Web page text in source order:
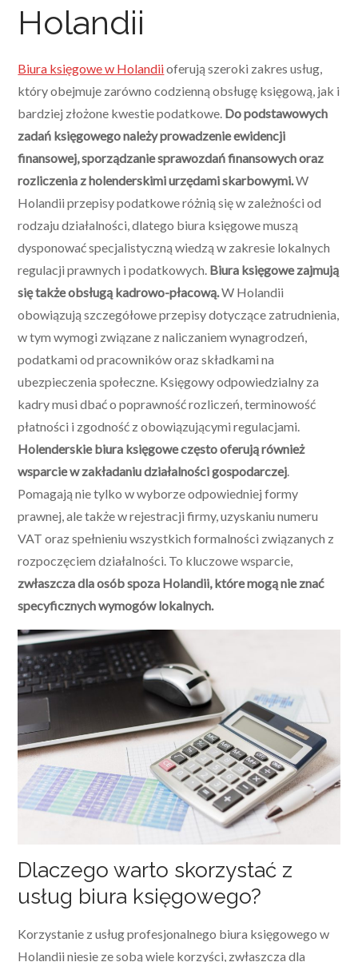
Holandii
Biura księgowe w Holandiioferują szeroki zakres usług,
który obejmuje zarówno codzienną obsługę księgową, jak i
bardziej złożone kwestie podatkowe. Do podstawowych
zadań księgowego należy prowadzenie ewidencji
finansowej, sporządzanie sprawozdań finansowych oraz
rozliczenia z holenderskimi urzędami skarbowymi.W
Holandii przepisy podatkowe różnią się w zależności od
rodzaju działalności, dlatego biura księgowe muszą
dysponować specjalistyczną wiedzą w zakresie lokalnych
regulacji prawnych i podatkowych. Biura księgowe zajmują
się także obsługą kadrowo-płacową.W Holandii
obowiązują szczegółowe przepisy dotyczące zatrudnienia,
w tym wymogi związane z naliczaniem wynagrodzeń,
podatkami od pracowników oraz składkami na
ubezpieczenia społeczne. Księgowy odpowiedzialny za
kadry musi dbać o poprawność rozliczeń, terminowość
płatności i zgodność z obowiązującymi regulacjami.
Holenderskie biura księgowe często oferują również
wsparcie w zakładaniu działalności gospodarczej.
Pomagają nie tylko w wyborze odpowiedniej formy
prawnej, ale także w rejestracji firmy, uzyskaniu numeru
VAT oraz spełnieniu wszystkich formalności związanych z
rozpoczęciem działalności. To kluczowe wsparcie,
zwłaszcza dla osób spoza Holandii, które mogą nie znać
specyficznych wymogów lokalnych.
Dlaczego warto skorzystać z
usług biura księgowego?
Korzystanie z usług profesjonalnego biura księgowego w
Holandii niesie ze sobą wiele korzyści, zwłaszcza dla